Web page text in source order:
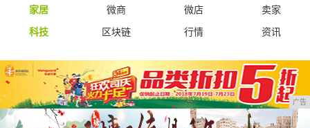
家居
微商 微店
卖家
科技
区块链 行情 资讯
广告